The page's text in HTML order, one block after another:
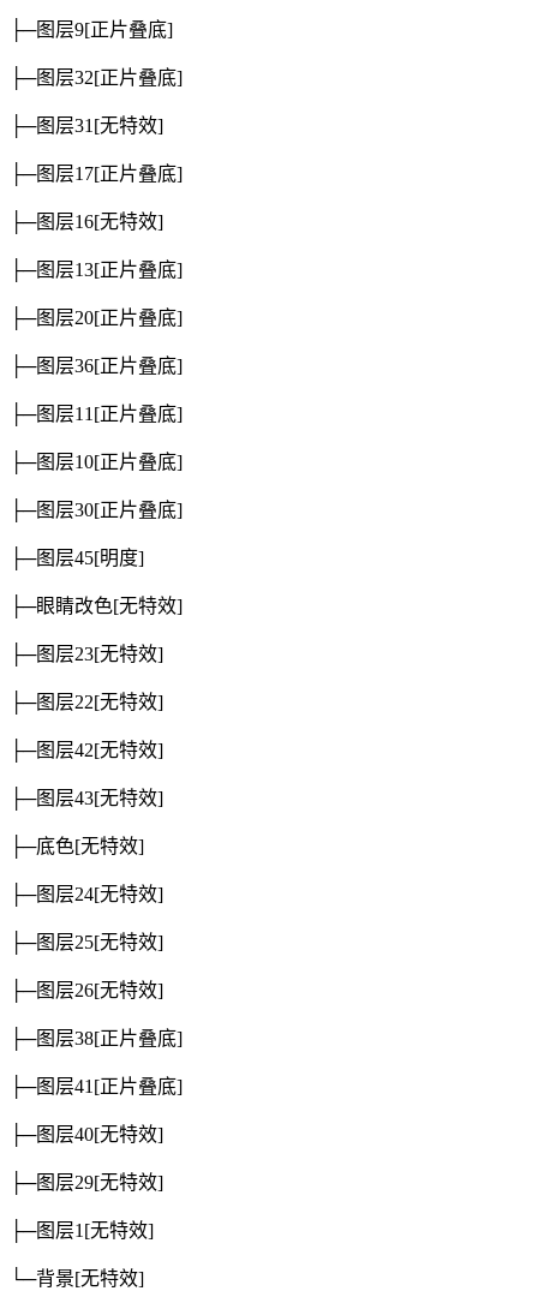
├─图层9[正片叠底]
├─图层32[正片叠底]
├─图层31 [无特效]
├─图层17[正片叠底]
├─图层16[无特效]
├─图层13[正片叠底]
├─图层20[正片叠底]
├─图层36[正片叠底]
├─图层11 [正片叠底]
├─图层10[正片叠底]
├─图层30[正片叠底]
├─图层45[明度]
├─眼睛改色[无特效]
├─图层23[无特效]
├─图层22[无特效]
├─图层42[无特效]
├─图层43[无特效]
├─底色[无特效]
├─图层24[无特效]
├─图层25[无特效]
├─图层26[无特效]
├─图层38[正片叠底]
├─图层41 [正片叠底]
├─图层40[无特效]
├─图层29[无特效]
├─图层1 [无特效]
└─背景[无特效]